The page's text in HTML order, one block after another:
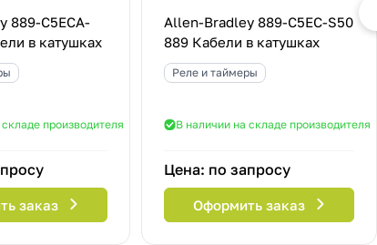
889-C5ECA-
в катушках
производителя
заказ
Allen-Bradley 889-C5EC-S50
889 Кабели в катушках
Реле и таймеры
В наличии на складе производителя
Цена: по запросу
Оформить заказ